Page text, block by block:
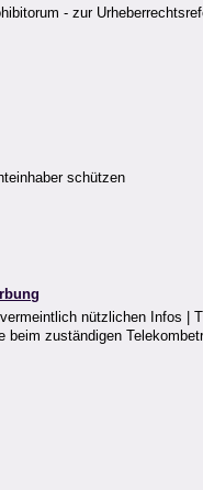
- zur
schützen
nützlichen Infos |
beim zuständigen